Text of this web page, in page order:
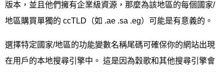
版本，並且他們擁有企業級資源，那麼為該地區的每個國家/
地區購買單獨的 ccTLD（如 .ae .sa .eg）可能是有意義的。
選擇特定國家/地區的功能變數名稱尾碼可確保你的網站出現
在用戶的本地搜尋引擎中。 這是因為穀歌和其他搜尋引擎會